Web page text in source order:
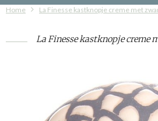
Home La Finesse kastknopje creme met
La Finesse kastknopje creme